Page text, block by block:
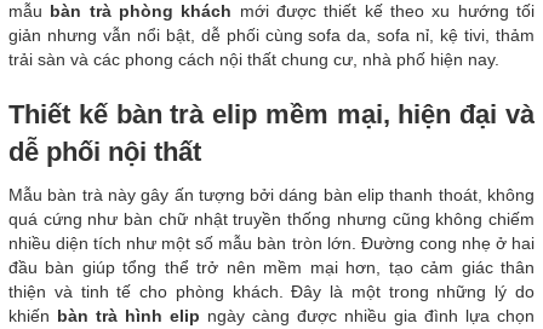
mẫu bàn trà phòng khách mới được thiết kế theo xu hướng tối
giản nhưng vẫn nổi bật, dễ phối cùng sofa da, sofa nỉ, kệ tivi, thảm
trải sàn và các phong cách nội thất chung cư, nhà phố hiện nay.
Thiết kế bàn trà elip mềm mại, hiện đại và
dễ phối nội thất
Mẫu bàn trà này gây ấn tượng bởi dáng bàn elip thanh thoát, không
quá cứng như bàn chữ nhật truyền thống nhưng cũng không chiếm
nhiều diện tích như một số mẫu bàn tròn lớn. Đường cong nhẹ ở hai
đầu bàn giúp tổng thể trở nên mềm mại hơn, tạo cảm giác thân
thiện và tinh tế cho phòng khách. Đây là một trong những lý do
khiến bàn trà hình elip ngày càng được nhiều gia đình lựa chọn